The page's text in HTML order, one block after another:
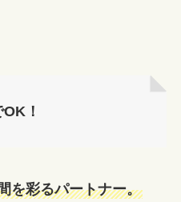
！
を彩るパートナー。